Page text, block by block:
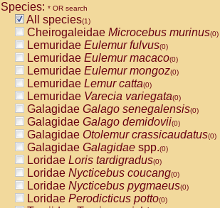
CebidaeCebus capucinus
CebidaeCebus nigrivittatus
CebidaeCebus spp.(0)
CebidaeSaimiri boliviensis(0)
CebidaeSaimiri sciureus(0)
AtelidaeAlouatta caraya(0)
AtelidaeAlouatta fusca(0)
AtelidaeAlouatta seniculus(0)
AtelidaeAlouattaspp.(0)
AtelidaeAteles belzebuth(0)
AtelidaeAteles geoffroyi(0)
AtelidaeAteles paniscus(0)
AtelidaeAtelesspp.(0)
AtelidaeLagothrix lagothricha(0)
AtelidaeLagothrix lagothricha cana
PitheciidaeCacajao calvus
Species: * OR search
All species(1)
Cheirogaleidae Microcebus murinus(0)
Lemuridae Eulemur fulvus(0)
Lemuridae Eulemur macaco(0)
Lemuridae Eulemur mongoz(0)
Lemuridae Lemur catta(0)
Lemuridae Varecia variegata(0)
Galagidae Galago senegalensis(0)
Galagidae Galago demidovii(0)
Galagidae Otolemur crassicaudatus(0)
Galagidae Galagidae spp.(0)
Loridae Loris tardigradus(0)
Loridae Nycticebus coucang(0)
Loridae Nycticebus pygmaeus(0)
Loridae Perodicticus potto(0)